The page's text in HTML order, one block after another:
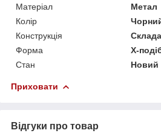
Матеріал
Метал
Колір
Конструкція
Форма
Х-
Стан
Новий
Приховати
Відгуки про товар